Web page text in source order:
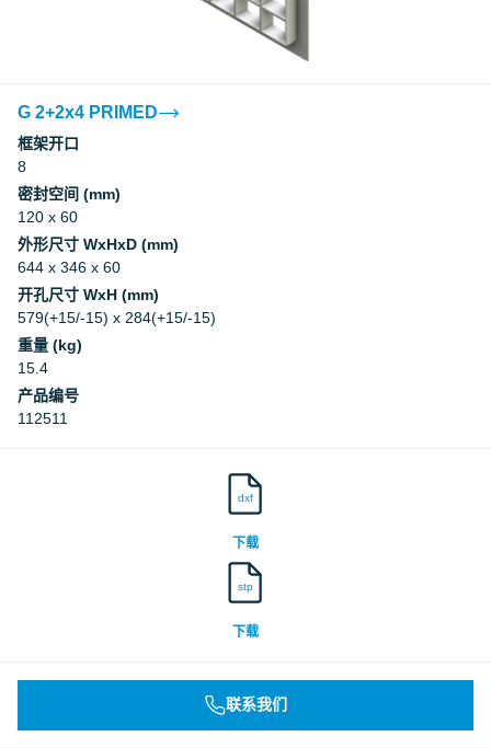
G 2+2x4 PRIMED
框架开口
8
密封空间 (mm)
120 x 60
外形尺寸 WxHxD (mm)
644 x 346 x 60
开孔尺寸 WxH (mm)
579(+15/-15) x 284(+15/-15)
重量 (kg)
15.4
产品编号
112511
dxf
下载
stp
下载
联系我们